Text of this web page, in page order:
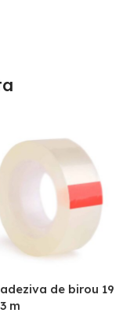
carton 35x35x3
1.2 m